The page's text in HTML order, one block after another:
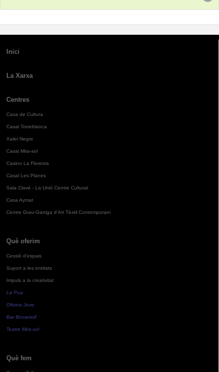
Inici
La Xarxa
Centres
Casa de Cultura
Casal Torreblanca
Xalet Negre
Casal Mira-sol
Casino La Floresta
Casal Les Planes
Sala Clavé - La Unió Centre Cultural
Casa Aymat
Centre Grau-Garriga d'Art Tèxtil Contemporani
Què oferim
Cessió d'espais
Suport a les entitats
Impuls a la creativitat
La Pua
Oficina Jove
Bar Bocamoll
Teatre Mira-sol
Què fem